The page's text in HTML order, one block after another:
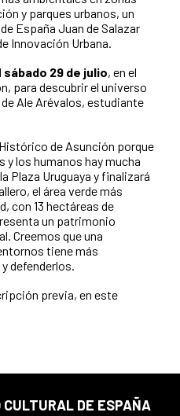
y parques urbanos, un
España Juan de Salazar
Innovación Urbana.
sábado 29 de julio, en el
para descubrir el universo
de Ale Arévalos, estudiante
de Asunción porque
los humanos hay mucha
Plaza Uruguaya y finalizará
el área verde más
con 13 hectáreas de
un patrimonio
Creemos que una
tiene más
defenderlos.
previa, en este
CULTURAL DE ESPAÑA